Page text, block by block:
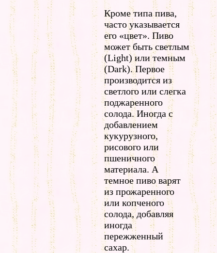
Кроме типа пива,
часто указывается
его «цвет». Пиво
может быть светлым
(Light) или темным
(Dark). Первое
производится из
светлого или слегка
поджаренного
солода. Иногда с
добавлением
кукурузного,
рисового или
пшеничного
материала. А
темное пиво варят
из прожаренного
или копченого
солода, добавляя
иногда
пережженный
сахар.